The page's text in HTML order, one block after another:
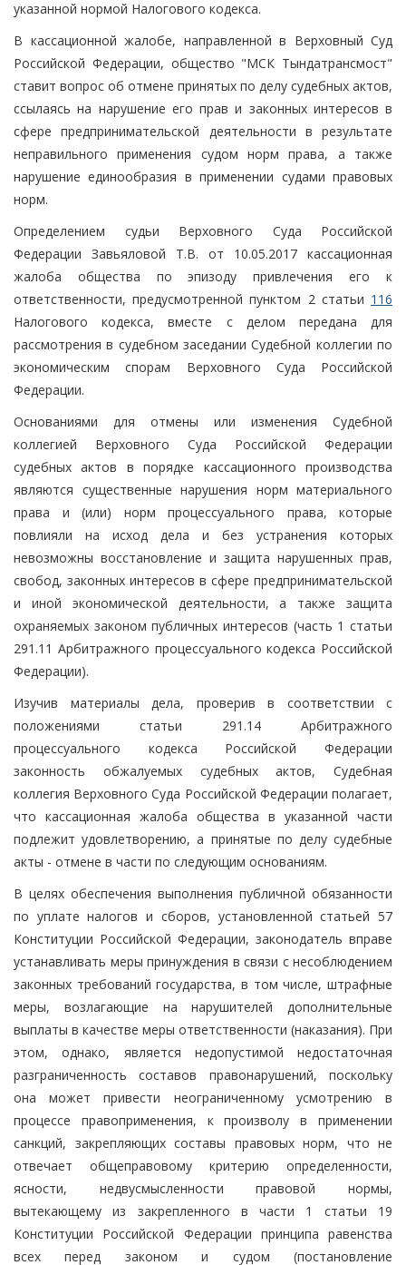
указанной нормой Налогового кодекса.
В кассационной жалобе, направленной в Верховный Суд
Российской Федерации, общество "МСК Тындатрансмост"
ставит вопрос об отмене принятых по делу судебных актов,
ссылаясь на нарушение его прав и законных интересов в
сфере предпринимательской деятельности в результате
неправильного применения судом норм права, а также
нарушение единообразия в применении судами правовых
норм.
Определением судьи Верховного Суда Российской
Федерации Завьяловой Т.В. от 10.05.2017 кассационная
жалоба общества по эпизоду привлечения его к
ответственности, предусмотренной пунктом 2 статьи 116
Налогового кодекса, вместе с делом передана для
рассмотрения в судебном заседании Судебной коллегии по
экономическим спорам Верховного Суда Российской
Федерации.
Основаниями для отмены или изменения Судебной
коллегией Верховного Суда Российской Федерации
судебных актов в порядке кассационного производства
являются существенные нарушения норм материального
права и (или) норм процессуального права, которые
повлияли на исход дела и без устранения которых
невозможны восстановление и защита нарушенных прав,
свобод, законных интересов в сфере предпринимательской
и иной экономической деятельности, а также защита
охраняемых законом публичных интересов (часть 1 статьи
291.11 Арбитражного процессуального кодекса Российской
Федерации).
Изучив материалы дела, проверив в соответствии с
положениями статьи 291.14 Арбитражного
процессуального кодекса Российской Федерации
законность обжалуемых судебных актов, Судебная
коллегия Верховного Суда Российской Федерации полагает,
что кассационная жалоба общества в указанной части
подлежит удовлетворению, а принятые по делу судебные
акты - отмене в части по следующим основаниям.
В целях обеспечения выполнения публичной обязанности
по уплате налогов и сборов, установленной статьей 57
Конституции Российской Федерации, законодатель вправе
устанавливать меры принуждения в связи с несоблюдением
законных требований государства, в том числе, штрафные
меры, возлагающие на нарушителей дополнительные
выплаты в качестве меры ответственности (наказания). При
этом, однако, является недопустимой недостаточная
разграниченность составов правонарушений, поскольку
она может привести неограниченному усмотрению в
процессе правоприменения, к произволу в применении
санкций, закрепляющих составы правовых норм, что не
отвечает общеправовому критерию определенности,
ясности, недвусмысленности правовой нормы,
вытекающему из закрепленного в части 1 статьи 19
Конституции Российской Федерации принципа равенства
всех перед законом и судом (постановление